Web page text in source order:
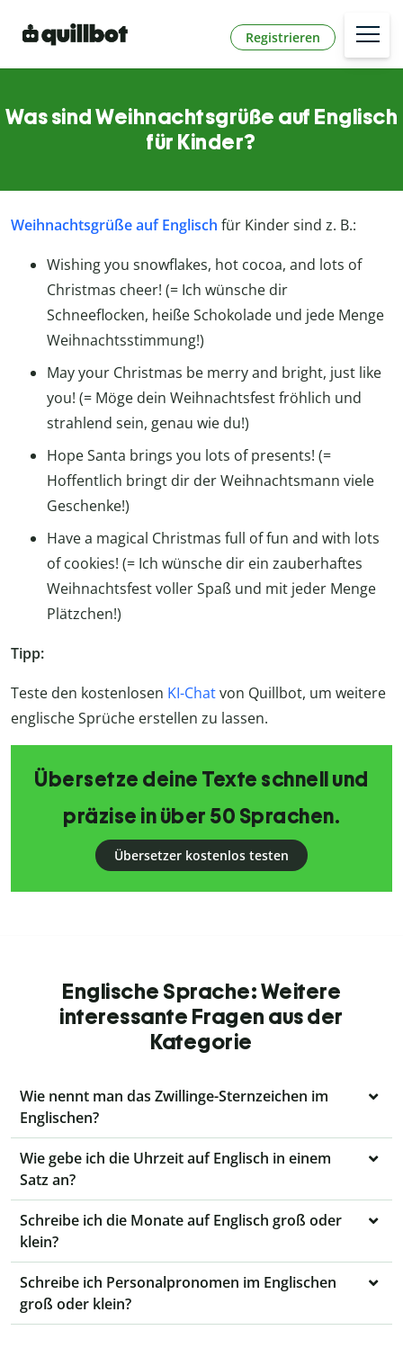
Registrieren
Was sind Weihnachtsgrüße auf Englisch
für Kinder?
Weihnachtsgrüße auf Englisch für Kinder sind z. B.:
Wishing you snowflakes, hot cocoa, and lots of
Christmas cheer! (= Ich wünsche dir
Schneeflocken, heiße Schokolade und jede Menge
Weihnachtsstimmung!)
May your Christmas be merry and bright, just like
you! (= Möge dein Weihnachtsfest fröhlich und
strahlend sein, genau wie du!)
Hope Santa brings you lots of presents! (=
Hoffentlich bringt dir der Weihnachtsmann viele
Geschenke!)
Have a magical Christmas full of fun and with lots
of cookies! (= Ich wünsche dir ein zauberhaftes
Weihnachtsfest voller Spaß und mit jeder Menge
Plätzchen!)
Tipp:
Teste den kostenlosen KI-Chatvon Quillbot, um weitere
englische Sprüche erstellen zu lassen.
Übersetze deine Texte schnell und
präzise in über 50 Sprachen.
Übersetzer kostenlos testen
Englische Sprache: Weitere
interessante Fragen aus der
Kategorie
Wie nennt man das Zwillinge-Sternzeichen im
Englischen?
Wie gebe ich die Uhrzeit auf Englisch in einem
Satz an?
Schreibe ich die Monate auf Englisch groß oder
klein?
Schreibe ich Personalpronomen im Englischen
groß oder klein?